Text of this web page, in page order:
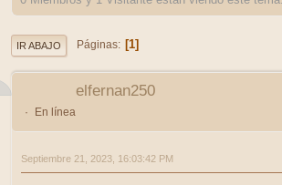
IR ABAJO Páginas 1
elfernan250
En línea
Septiembre 21, 2023, 16:03:42 PM